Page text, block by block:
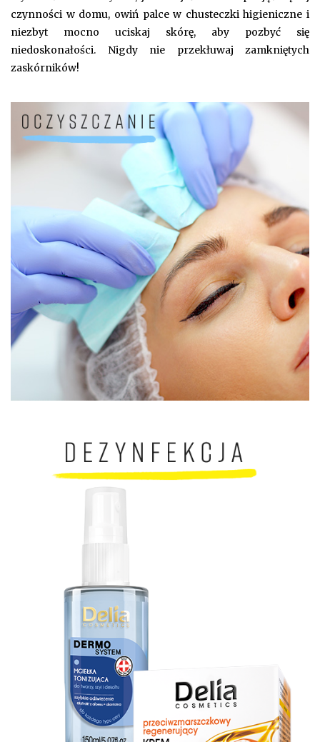
czynności w domu, owiń palce w chusteczki higieniczne i
niezbyt mocno uciskaj skórę, aby pozbyć się
niedoskonałości. Nigdy nie przekłuwaj zamkniętych
zaskórników!